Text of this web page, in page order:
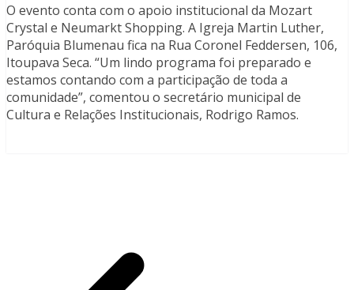
O evento conta com o apoio institucional da Mozart
Crystal e Neumarkt Shopping. A Igreja Martin Luther,
Paróquia Blumenau fica na Rua Coronel Feddersen, 106,
Itoupava Seca. “Um lindo programa foi preparado e
estamos contando com a participação de toda a
comunidade”, comentou o secretário municipal de
Cultura e Relações Institucionais, Rodrigo Ramos.